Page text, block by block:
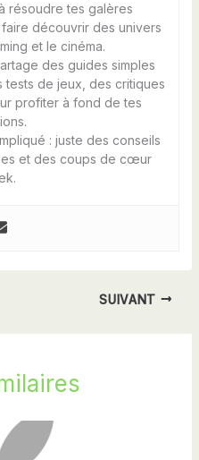
résoudre tes galères
découvrir des univers
et le cinéma.
des guides simples
tests de jeux, des critiques
profiter à fond de tes
: juste des conseils
et des coups de cœur
SUIVANT